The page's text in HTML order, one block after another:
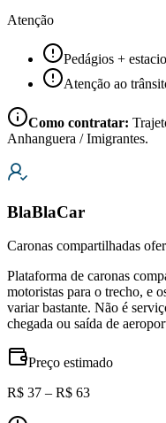
Atenção
Pedágios +
Atenção ao
Como contratar:
Anhanguera / Imigrantes.
BlaBlaCar
Caronas compartilhadas
Plataforma de caronas
motoristas para o trecho, e
variar bastante. Não é
chegada ou saída de
Preço estimado
R$ 37 – R$ 63